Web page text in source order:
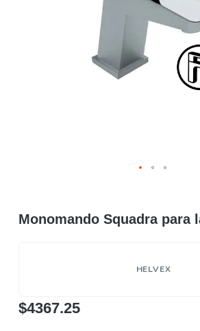
Monomando Squadra para
HELVEX
$4367.25